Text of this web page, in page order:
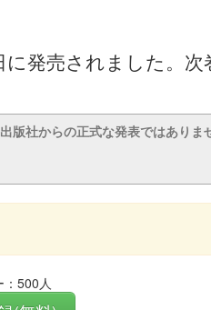
発売されました。次
社からの正式な発表ではあり
500人